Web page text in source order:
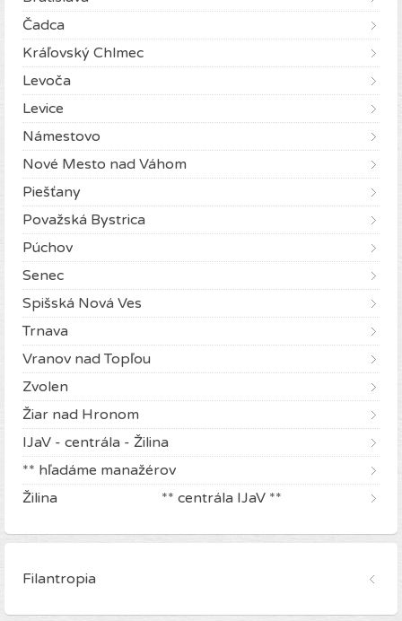
Čadca
Kráľovský Chlmec
Levoča
Levice
Námestovo
Nové Mesto nad Váhom
Piešťany
Považská Bystrica
Púchov
Senec
Spišská Nová Ves
Trnava
Vranov nad Topľou
Zvolen
Žiar nad Hronom
IJaV - centrála - Žilina
** hľadáme manažérov
Žilina ** centrála IJaV **
Filantropia